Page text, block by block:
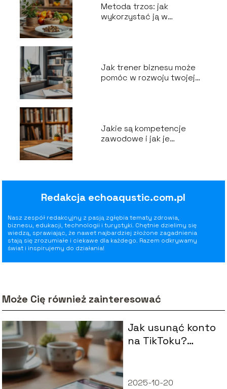
Metoda trzos: jak
wykorzystać ją w
Jak trener biznesu może
pomóc w rozwoju twojej
Jakie są kompetencje
zawodowe i jak je
Redakcja echoaqustic.com.pl
Nasz zespół redakcyjny z pasją zgłębia tematy zdrowia,
biznesu, edukacji, technologii i turystyki. Chętnie dzielimy się
wiedzą, sprawiając, że nawet najbardziej złożone zagadnienia
stają się zrozumiałe i ciekawe dla każdego. Razem odkrywamy
świat i inspirujemy do działania!
Może Cię również zainteresować
Jak usunąć konto
na TikToku?
2025-10-20